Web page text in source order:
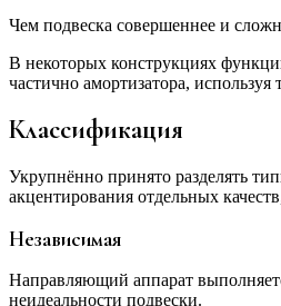
Чем подвеска совершеннее и
В некоторых конструкциях
частично амортизатора,
Классификация
Укрупнённо принято разделять
акцентирования отдельных
Независимая
Направляющий аппарат
неидеальности подвески.